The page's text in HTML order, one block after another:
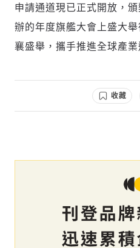
申請通道現已正式開放，
辦的年度旗艦大會上盛大
襄盛舉，攜手推進全球產業
收藏